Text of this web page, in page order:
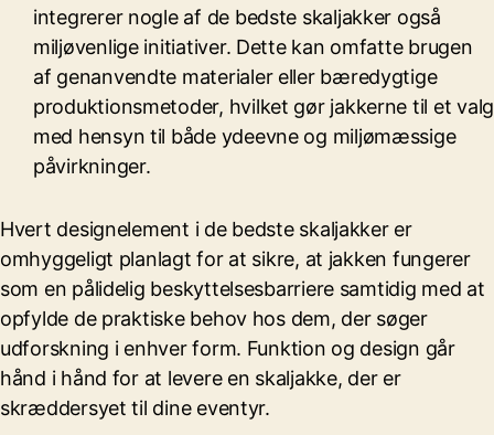
integrerer nogle af de bedste skaljakker også
miljøvenlige initiativer. Dette kan omfatte brugen
af genanvendte materialer eller bæredygtige
produktionsmetoder, hvilket gør jakkerne til et valg
med hensyn til både ydeevne og miljømæssige
påvirkninger.
Hvert designelement i de bedste skaljakker er
omhyggeligt planlagt for at sikre, at jakken fungerer
som en pålidelig beskyttelsesbarriere samtidig med at
opfylde de praktiske behov hos dem, der søger
udforskning i enhver form. Funktion og design går
hånd i hånd for at levere en skaljakke, der er
skræddersyet til dine eventyr.